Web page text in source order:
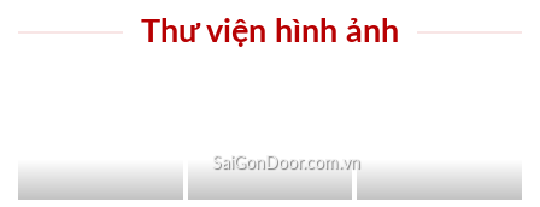
Thư viện hình ảnh
SaiGonDoor.com.vn